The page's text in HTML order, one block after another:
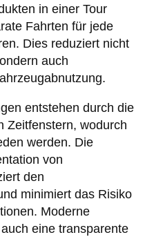
in einer Tour
Fahrten für jede
Dies reduziert nicht
auch
entstehen durch die
Zeitfenstern, wodurch
werden. Die
von
den
minimiert das Risiko
Moderne
eine transparente